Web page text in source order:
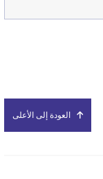
العودة إلى الأعلى